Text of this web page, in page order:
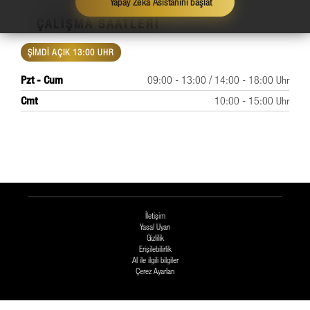
ÇALIŞMA SAATLERI
ŞİMDİ AÇIK 13:00 UHR
Pzt - Cum
09:00 - 13:00 / 14:00 - 18:00 Uhr
Cmt
10:00 - 15:00 Uhr
İletişim
Yasal Uyarı
Gizlilik
Erişilebilirlik
AI ile ilgili bilgiler
Çerez Ayarları